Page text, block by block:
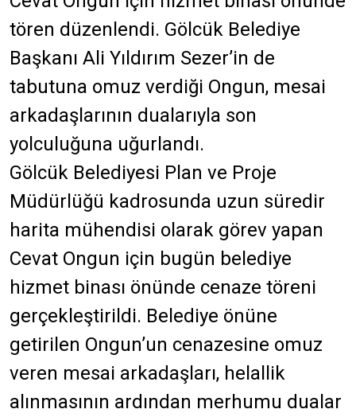
tören düzenlendi. Gölcük Belediye
Başkanı Ali Yıldırım Sezer’in de
tabutuna omuz verdiği Ongun, mesai
arkadaşlarının dualarıyla son
yolculuğuna uğurlandı.
Gölcük Belediyesi Plan ve Proje
Müdürlüğü kadrosunda uzun süredir
harita mühendisi olarak görev yapan
Cevat Ongun için bugün belediye
hizmet binası önünde cenaze töreni
gerçekleştirildi. Belediye önüne
getirilen Ongun’un cenazesine omuz
veren mesai arkadaşları, helallik
alınmasının ardından merhumu dualar